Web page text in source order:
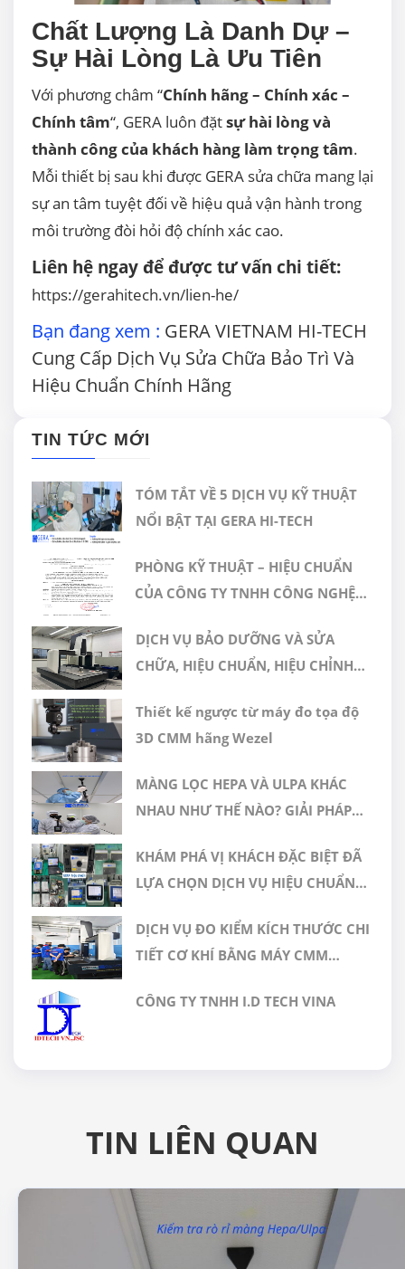
Chất Lượng Là Danh Dự –
Sự Hài Lòng Là Ưu Tiên
Với phương châm “Chính hãng – Chính xác –
Chính tâm“, GERA luôn đặtsự hài lòng và
thành công của khách hàng làm trọng tâm.
Mỗi thiết bị sau khi được GERA sửa chữa mang lại
sự an tâm tuyệt đối về hiệu quả vận hành trong
môi trường đòi hỏi độ chính xác cao.
Liên hệ ngay để được tư vấn chi tiết:
https://gerahitech.vn/lien-he/
Bạn đang xem : GERA VIETNAM HI-TECH
Cung Cấp Dịch Vụ Sửa Chữa Bảo Trì Và
Hiệu Chuẩn Chính Hãng
TIN TỨC MỚI
TÓM TẮT VỀ 5 DỊCH VỤ KỸ THUẬT
NỔI BẬT TẠI GERA HI-TECH
PHÒNG KỸ THUẬT – HIỆU CHUẨN
CỦA CÔNG TY TNHH CÔNG NGHỆ
NHẬN ĐÁP ỨNG TIÊU CHUẨN
ISO/IEC 17025:2017
DỊCH VỤ BẢO DƯỠNG VÀ SỬA
CHỮA, HIỆU CHUẨN, HIỆU CHỈNH
Thiết kế ngược từ máy đo tọa độ
3D CMM hãng Wezel
MÀNG LỌC HEPA VÀ ULPA KHÁC
NHAU NHƯ THẾ NÀO? GIẢI PHÁP
DƯỢC PHẨM
KHÁM PHÁ VỊ KHÁCH ĐẶC BIỆT ĐÃ
LỰA CHỌN DỊCH VỤ HIỆU CHUẨN
DỊCH VỤ ĐO KIỂM KÍCH THƯỚC CHI
TIẾT CƠ KHÍ BẰNG MÁY CMM
VIỆT NAM
CÔNG TY TNHH I.D TECH VINA
TIN LIÊN QUAN